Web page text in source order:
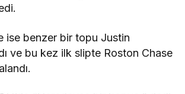
ise benzer bir topu Justin
ve bu kez ilk slipte Roston Chase